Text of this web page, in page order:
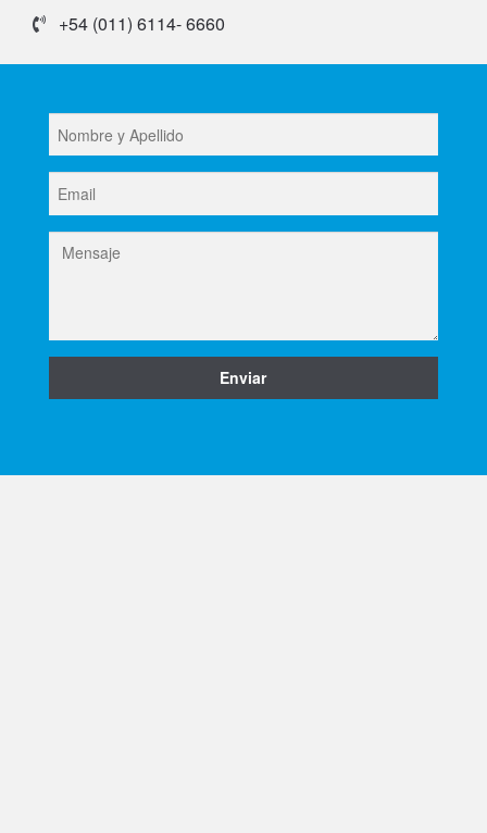
+54 (011) 6114- 6660